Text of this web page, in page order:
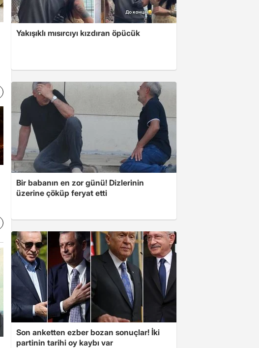
Yakışıklı mısırcıyı kızdıran öpücük
Bir babanın en zor günü! Dizlerinin
üzerine çöküp feryat etti
Son anketten ezber bozan sonuçlar! İki
partinin tarihi oy kaybı var